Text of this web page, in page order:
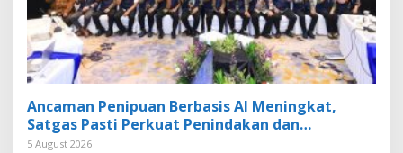
Ancaman Penipuan Berbasis AI Meningkat,
Satgas Pasti Perkuat Penindakan dan
Pengembangan Aplikasi Anti Penipuan
5 August 2026